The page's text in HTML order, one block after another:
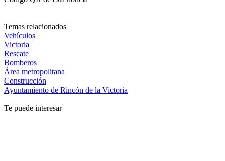
Temas relacionados
Vehículos
Victoria
Rescate
Bomberos
Área metropolitana
Construcción
Ayuntamiento de Rincón de la Victoria
Te puede interesar